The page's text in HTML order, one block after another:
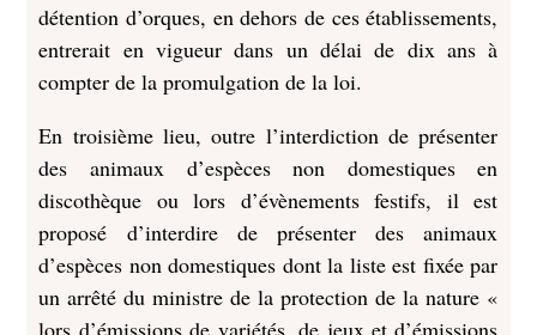
détention d’orques, en dehors de ces établissements,
entrerait en vigueur dans un délai de dix ans à
compter de la promulgation de la loi.
En troisième lieu, outre l’interdiction de présenter
des animaux d’espèces non domestiques en
discothèque ou lors d’évènements festifs, il est
proposé d’interdire de présenter des animaux
d’espèces non domestiques dont la liste est fixée par
un arrêté du ministre de la protection de la nature «
lors d’émissions de variétés, de jeux et d’émissions